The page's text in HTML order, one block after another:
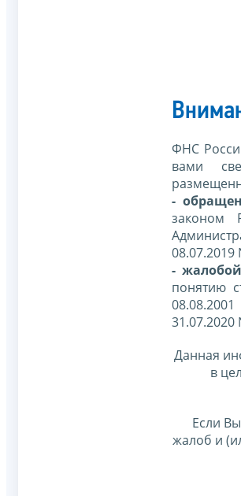
ФНС
вами
-
законом
-
понятию
Данная
в
Если
жалоб и